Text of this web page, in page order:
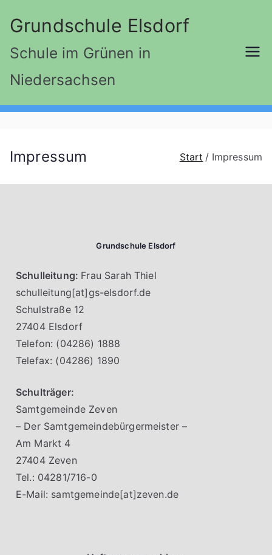
Grundschule Elsdorf
Schule im Grünen in
Niedersachsen
Impressum Start Impressum
Grundschule Elsdorf
Schulleitung: Frau Sarah Thiel
schulleitung[at]gs-elsdorf.de
Schulstraße 12
27404 Elsdorf
Telefon: (04286) 1888
Telefax: (04286) 1890
Schulträger:
Samtgemeinde Zeven
– Der Samtgemeindebürgermeister –
Am Markt 4
27404 Zeven
Tel.: 04281/716-0
E-Mail: samtgemeinde[at]zeven.de